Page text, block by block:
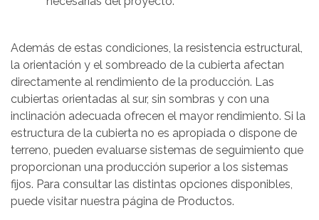
Además de estas condiciones, la resistencia estructural,
la orientación y el sombreado de la cubierta afectan
directamente al rendimiento de la producción. Las
cubiertas orientadas al sur, sin sombras y con una
inclinación adecuada ofrecen el mayor rendimiento. Si la
estructura de la cubierta no es apropiada o dispone de
terreno, pueden evaluarse sistemas de seguimiento que
proporcionan una producción superior a los sistemas
fijos. Para consultar las distintas opciones disponibles,
puede visitar nuestra página de Productos.